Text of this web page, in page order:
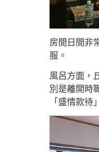
房間日間非
服。
風呂方面，
別是離開時
「盛情款待